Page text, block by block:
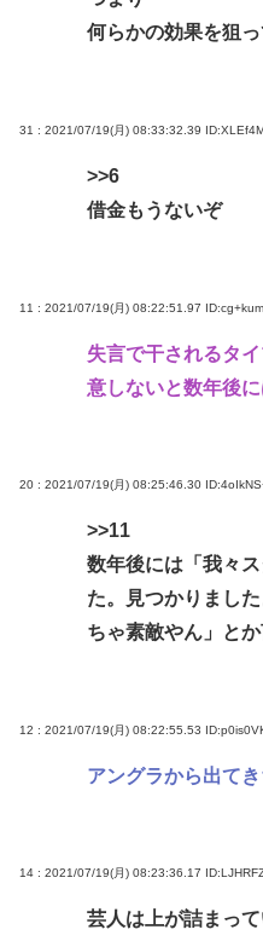
何らかの効果を狙
31 : 2021/07/19(月) 08:33:32.39
>>6
借金もうないぞ
11 : 2021/07/19(月) 08:22:51.97
失言で干されるタ
意しないと数年後
20 : 2021/07/19(月) 08:25:46.30
>>11
数年後には「我々
た。見つかりまし
ちゃ素敵やん」と
12 : 2021/07/19(月) 08:22:55.53
アングラから出て
14 : 2021/07/19(月) 08:23:36.17
芸人は上が詰まって